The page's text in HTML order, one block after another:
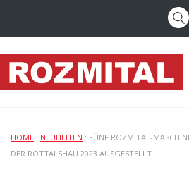
HOME : NEUHEITEN : FÜNF ROZMITAL-
DER ROTTALSHAU 2023 AUSGESTELLT